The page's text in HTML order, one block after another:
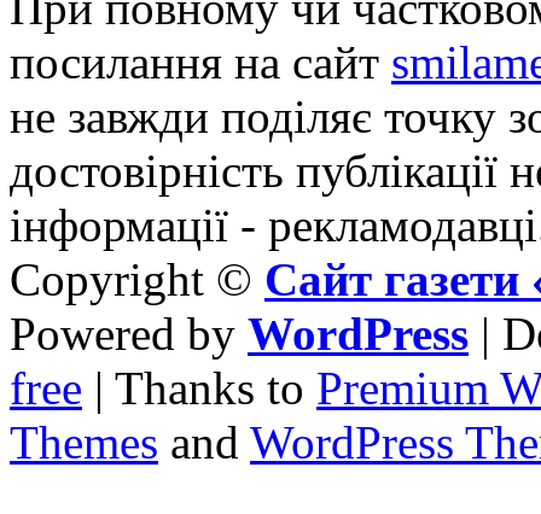
посилання на сайт
не завжди поділяє точку
достовірність публікації
інформації -
Copyright © Сайт
Powered by WordPress |
free | Thanks to Premium
Themes and WordPress